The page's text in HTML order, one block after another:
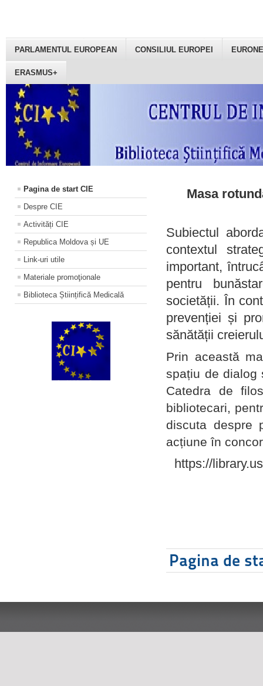
PARLAMENTUL EUROPEAN CONSILIUL EUROPEI
ERASMUS+
Pagina de start CIE
Despre CIE
Activități CIE
Republica Moldova și UE
Link-uri utile
Materiale promoţionale
Biblioteca Științifică Medicală
Masa
Subiectul
contextul
important,
pentru
societății. În
prevenției și
sănătății
Prin această
spațiu de dialog
Catedra de
bibliotecari,
discuta despre
acțiune în
https://
Pagina de